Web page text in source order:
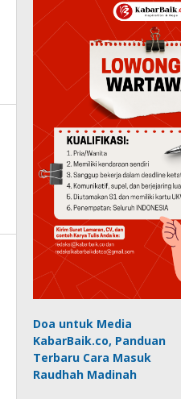
Doa untuk Media
KabarBaik.co, Panduan
Terbaru Cara Masuk
Raudhah Madinah